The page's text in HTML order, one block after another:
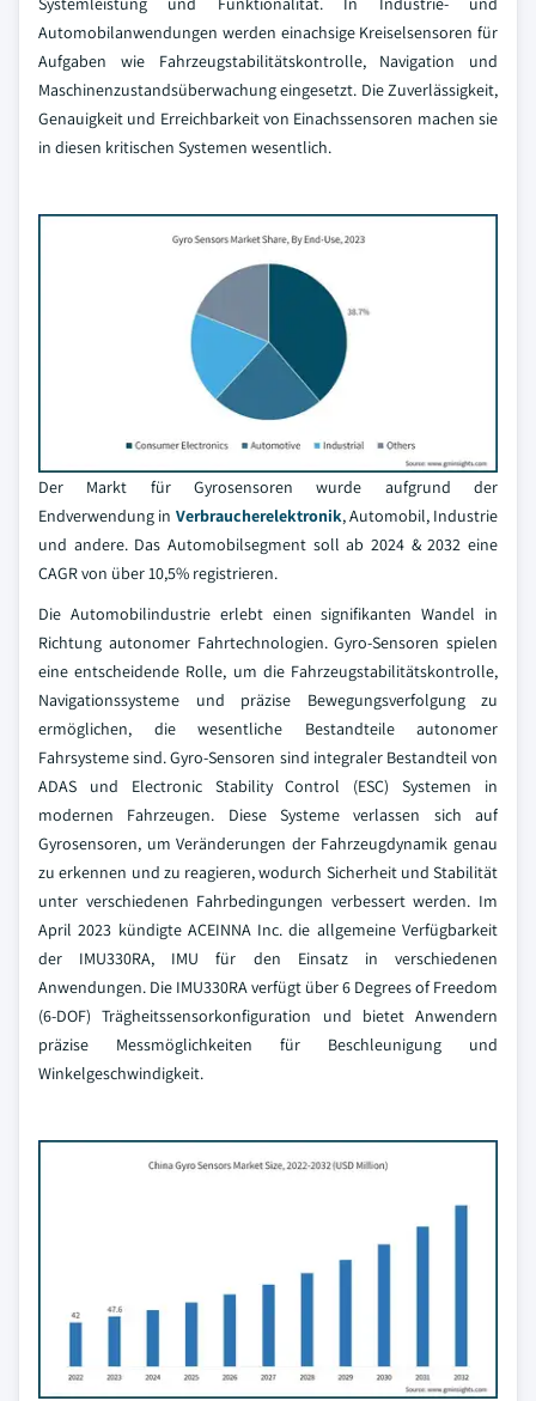
Automobilanwendungen werden einachsige Kreiselsensoren für
Aufgaben wie Fahrzeugstabilitätskontrolle, Navigation und
Maschinenzustandsüberwachung eingesetzt. Die Zuverlässigkeit,
Genauigkeit und Erreichbarkeit von Einachssensoren machen sie
in diesen kritischen Systemen wesentlich.
Der Markt für Gyrosensoren wurde aufgrund der
Endverwendung in Verbraucherelektronik, Automobil, Industrie
und andere. Das Automobilsegment soll ab 2024 & 2032 eine
CAGR von über 10,5% registrieren.
Die Automobilindustrie erlebt einen signifikanten Wandel in
Richtung autonomer Fahrtechnologien. Gyro-Sensoren spielen
eine entscheidende Rolle, um die Fahrzeugstabilitätskontrolle,
Navigationssysteme und präzise Bewegungsverfolgung zu
ermöglichen, die wesentliche Bestandteile autonomer
Fahrsysteme sind. Gyro-Sensoren sind integraler Bestandteil von
ADAS und Electronic Stability Control (ESC) Systemen in
modernen Fahrzeugen. Diese Systeme verlassen sich auf
Gyrosensoren, um Veränderungen der Fahrzeugdynamik genau
zu erkennen und zu reagieren, wodurch Sicherheit und Stabilität
unter verschiedenen Fahrbedingungen verbessert werden. Im
April 2023 kündigte ACEINNA Inc. die allgemeine Verfügbarkeit
der IMU330RA, IMU für den Einsatz in verschiedenen
Anwendungen. Die IMU330RA verfügt über 6 Degrees of Freedom
(6-DOF) Trägheitssensorkonfiguration und bietet Anwendern
präzise Messmöglichkeiten für Beschleunigung und
Winkelgeschwindigkeit.